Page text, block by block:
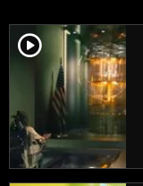
player2